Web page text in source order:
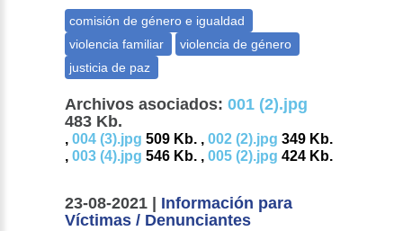
Archivos asociados: 001 (2).jpg
483 Kb.
,004 (3).jpg 509 Kb. ,002 (2).jpg 349 Kb.
,003 (4).jpg 546 Kb. ,005 (2).jpg 424 Kb.
23-08-2021 | Información para
Víctimas / Denunciantes